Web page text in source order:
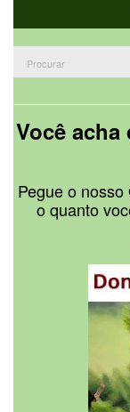
Você acha
Pegue o nosso
o quanto